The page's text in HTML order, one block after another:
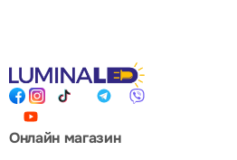
Онлайн магазин